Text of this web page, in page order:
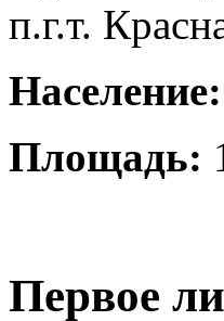
п.г.т.
Население:
Площадь:
Первое